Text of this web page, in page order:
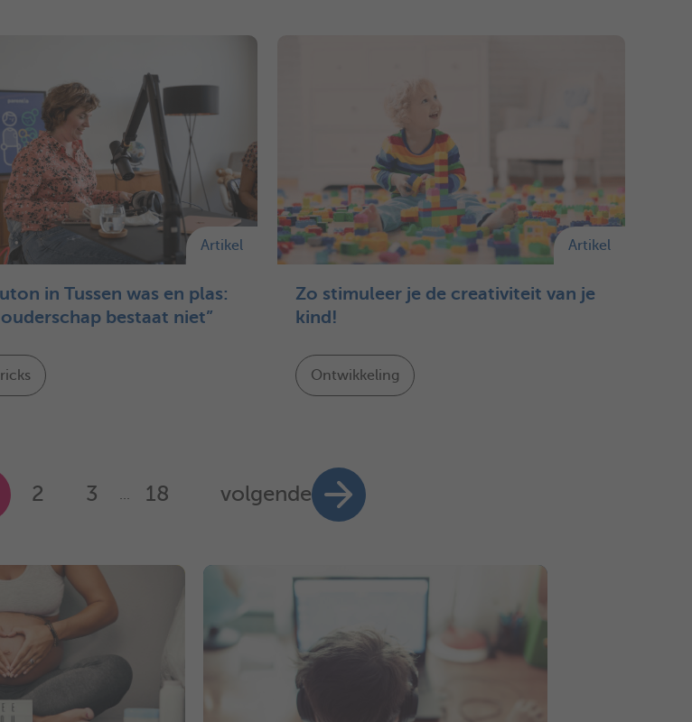
Artikel
in Tussen was en plas:
bestaat niet”
Artikel
Zo stimuleer je de creativiteit van je
kind!
Ontwikkeling
2 3 ... 18 volgende